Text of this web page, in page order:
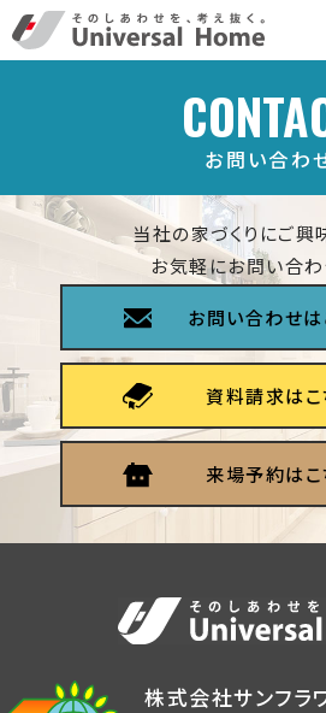
お問い合わ
当社の家づくりにご興
お気軽にお問い合わ
お問い合わせは
資料請求はこ
来場予約はこ
株式会社サンフラ